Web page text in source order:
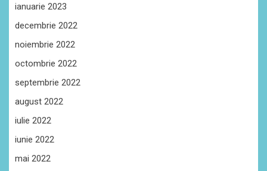
ianuarie 2023
decembrie 2022
noiembrie 2022
octombrie 2022
septembrie 2022
august 2022
iulie 2022
iunie 2022
mai 2022